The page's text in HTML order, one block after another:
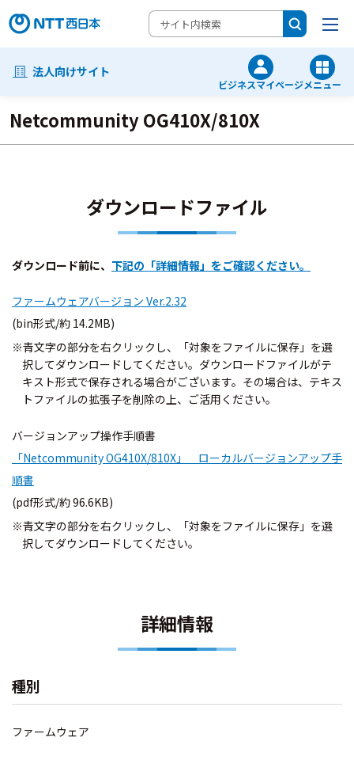
法人向けサイト
ビジネスマイページメニュー
Netcommunity OG410X/810X
ダウンロードファイル
ダウンロード前に、 下記の「詳細情報」をご確認ください。
ファームウェアバージョン Ver.2.32
(bin形式/約 14.2MB)
※青文字の部分を右クリックし、「対象をファイルに保存」を選
択してダウンロードしてください。ダウンロードファイルがテ
キスト形式で保存される場合がございます。その場合は、テキス
トファイルの拡張子を削除の上、ご活用ください。
バージョンアップ操作手順書
「Netcommunity OG410X/810X」 ローカルバージョンアップ手
順書
(pdf形式/約 96.6KB)
※青文字の部分を右クリックし、「対象をファイルに保存」を選
択してダウンロードしてください。
詳細情報
種別
ファームウェア